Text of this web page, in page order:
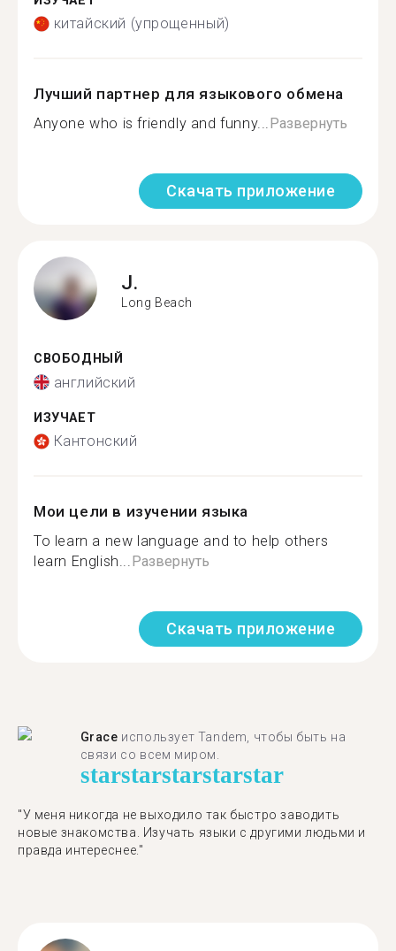
китайский (упрощенный)
Лучший партнер для языкового обмена
Anyone who is friendly and funny...Развернуть
Скачать приложение
J.
Long Beach
СВОБОДНЫЙ
английский
ИЗУЧАЕТ
Кантонский
Мои цели в изучении языка
To learn a new language and to help others
learn English...Развернуть
Скачать приложение
Grace использует Tandem, чтобы быть на
связи со всем миром.
starstarstarstarstar
"У меня никогда не выходило так быстро заводить
новые знакомства. Изучать языки с другими людьми и
правда интереснее."